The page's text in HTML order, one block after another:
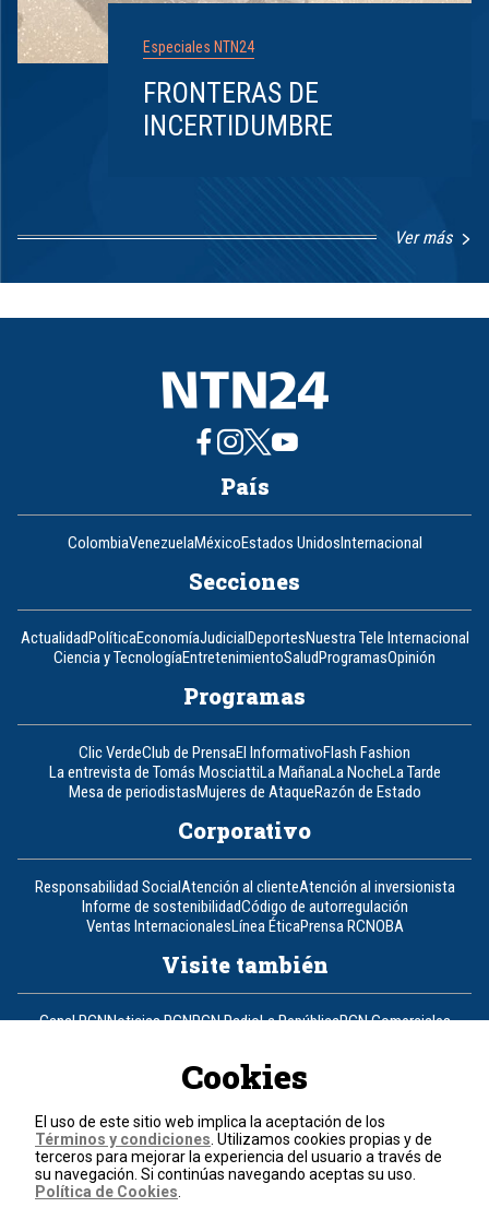
Especiales NTN24
FRONTERAS DE
INCERTIDUMBRE
Ver más
8
País
ColombiaVenezuelaMéxicoEstados UnidosInternacional
Secciones
ActualidadPolíticaEconomíaJudicialDeportesNuestra Tele Internacional
Ciencia y TecnologíaEntretenimientoSaludProgramasOpinión
Programas
Clic VerdeClub de PrensaEl InformativoFlash Fashion
La entrevista de Tomás MosciattiLa MañanaLa NocheLa Tarde
Mesa de periodistasMujeres de AtaqueRazón de Estado
Corporativo
Responsabilidad SocialAtención al clienteAtención al inversionista
Informe de sostenibilidadCódigo de autorregulación
Ventas InternacionalesLínea ÉticaPrensa RCNOBA
Visite también
Canal RCNNoticias RCNRCN RadioLa RepúblicaRCN Comerciales
Un producto de RCN Televisión
Contáctenos
Teléfono+57 (601) 426 92 92
Cookies
El uso de este sitio web implica la aceptación de los
Términos y condiciones . Utilizamos cookies propias y de
terceros para mejorar la experiencia del usuario a través de
su navegación. Si continúas navegando aceptas su uso.
Política de Cookies